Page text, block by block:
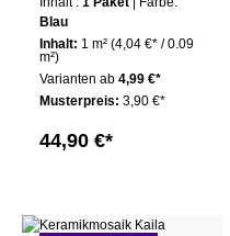
Blau
Inhalt: 1 m² (4,04 €* / 0.09
m²)
Varianten ab 4,99 €*
Musterpreis: 3,90 €*
44,90 €*